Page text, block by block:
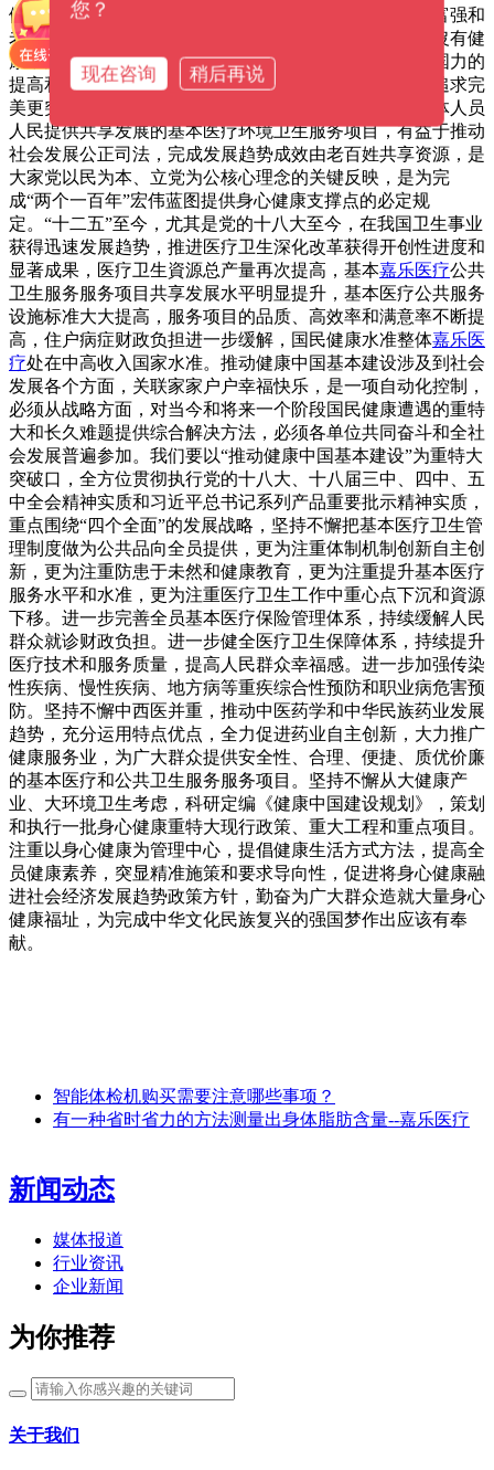
健康是每一个人发展和完成幸福的生活的基本，是国家富强和
老百姓幸福快乐的关键标示。习近平总书记深入强调，沒有健
康中国，就沒有全面小康社会。伴随着在我国中国综合国力的
提高和老百姓生活水平的改进，人民群众对身心健康的追求完
美更突显、更急切。推动健康中国基本建设，勤奋为全体人员
人民提供共享发展的基本医疗环境卫生服务项目，有益于推动
社会发展公正司法，完成发展趋势成效由老百姓共享资源，是
大家党以民为本、立党为公核心理念的关键反映，是为完
成“两个一百年”宏伟蓝图提供身心健康支撑点的必定规
定。“十二五”至今，尤其是党的十八大至今，在我国卫生事业
获得迅速发展趋势，推进医疗卫生深化改革获得开创性进度和
显著成果，医疗卫生資源总产量再次提高，基本嘉乐医疗公共
卫生服务服务项目共享发展水平明显提升，基本医疗公共服务
设施标准大大提高，服务项目的品质、高效率和满意率不断提
高，住户病症财政负担进一步缓解，国民健康水准整体嘉乐医
疗处在中高收入国家水准。推动健康中国基本建设涉及到社会
发展各个方面，关联家家户户幸福快乐，是一项自动化控制，
必须从战略方面，对当今和将来一个阶段国民健康遭遇的重特
大和长久难题提供综合解决方法，必须各单位共同奋斗和全社
会发展普遍参加。我们要以“推动健康中国基本建设”为重特大
突破口，全方位贯彻执行党的十八大、十八届三中、四中、五
中全会精神实质和习近平总书记系列产品重要批示精神实质，
重点围绕“四个全面”的发展战略，坚持不懈把基本医疗卫生管
理制度做为公共品向全员提供，更为注重体制机制创新自主创
新，更为注重防患于未然和健康教育，更为注重提升基本医疗
服务水平和水准，更为注重医疗卫生工作中重心点下沉和資源
下移。进一步完善全员基本医疗保险管理体系，持续缓解人民
群众就诊财政负担。进一步健全医疗卫生保障体系，持续提升
医疗技术和服务质量，提高人民群众幸福感。进一步加强传染
性疾病、慢性疾病、地方病等重疾综合性预防和职业病危害预
防。坚持不懈中西医并重，推动中医药学和中华民族药业发展
趋势，充分运用特点优点，全力促进药业自主创新，大力推广
健康服务业，为广大群众提供安全性、合理、便捷、质优价廉
的基本医疗和公共卫生服务服务项目。坚持不懈从大健康产
业、大环境卫生考虑，科研定编《健康中国建设规划》，策划
和执行一批身心健康重特大现行政策、重大工程和重点项目。
注重以身心健康为管理中心，提倡健康生活方式方法，提高全
员健康素养，突显精准施策和要求导向性，促进将身心健康融
进社会经济发展趋势政策方针，勤奋为广大群众造就大量身心
健康福址，为完成中华文化民族复兴的强国梦作出应该有奉
献。
智能体检机购买需要注意哪些事项？
有一种省时省力的方法测量出身体脂肪含量--嘉乐医疗
新闻动态
媒体报道
行业资讯
企业新闻
为你推荐
关于我们
您？
现在咨询 稍后再说